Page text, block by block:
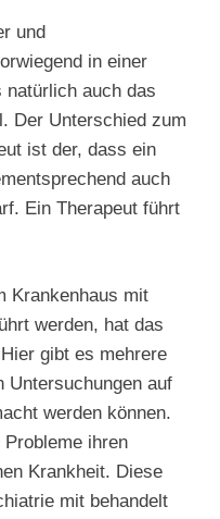
und
in einer
auch das
Der Unterschied zum
ist der, dass ein
auch
Ein Therapeut führt
Krankenhaus mit
werden, hat das
gibt es mehrere
Untersuchungen auf
werden können.
ihren
Krankheit. Diese
mit behandelt